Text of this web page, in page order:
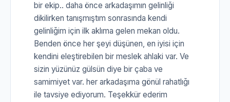
bir ekip.. daha önce arkadaşımın gelinliği
dikilirken tanışmıştım sonrasında kendi
gelinliğim için ilk aklıma gelen mekan oldu.
Benden önce her şeyi düşünen, en iyisi için
kendini eleştirebilen bir meslek ahlaki var. Ve
sizin yüzünüz gülsün diye bir çaba ve
samimiyet var. her arkadaşıma gönül rahatlığı
ile tavsiye ediyorum. Teşekkür ederim